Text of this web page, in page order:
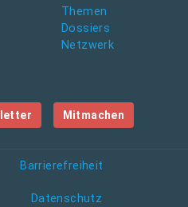
Themen
Dossiers
Netzwerk
Mitmachen
Barrierefreiheit
Datenschutz